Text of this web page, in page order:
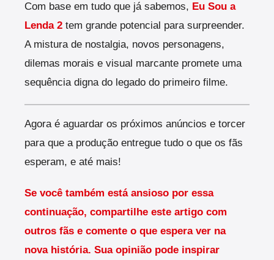
Com base em tudo que já sabemos, Eu Sou a
Lenda 2 tem grande potencial para surpreender.
A mistura de nostalgia, novos personagens,
dilemas morais e visual marcante promete uma
sequência digna do legado do primeiro filme.
Agora é aguardar os próximos anúncios e torcer
para que a produção entregue tudo o que os fãs
esperam, e até mais!
Se você também está ansioso por essa
continuação, compartilhe este artigo com
outros fãs e comente o que espera ver na
nova história. Sua opinião pode inspirar